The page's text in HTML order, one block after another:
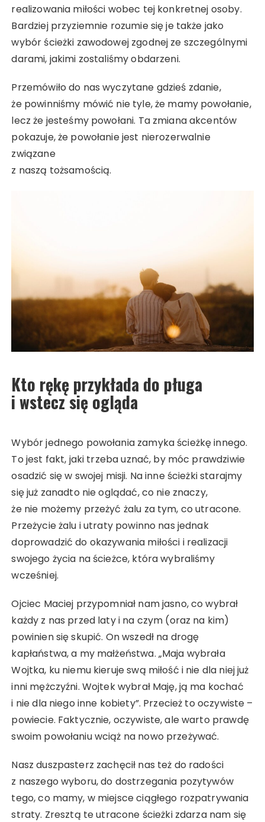
realizowania miłości wobec tej konkretnej osoby.
Bardziej przyziemnie rozumie się je także jako
wybór ścieżki zawodowej zgodnej ze szczególnymi
darami, jakimi zostaliśmy obdarzeni.
Przemówiło do nas wyczytane gdzieś zdanie,
że powinniśmy mówić nie tyle, że mamy powołanie,
lecz że jesteśmy powołani. Ta zmiana akcentów
pokazuje, że powołanie jest nierozerwalnie
związane
z naszą tożsamością.
Kto rękę przykłada do pługa
i wstecz się ogląda
Wybór jednego powołania zamyka ścieżkę innego.
To jest fakt, jaki trzeba uznać, by móc prawdziwie
osadzić się w swojej misji. Na inne ścieżki starajmy
się już zanadto nie oglądać, co nie znaczy,
że nie możemy przeżyć żalu za tym, co utracone.
Przeżycie żalu i utraty powinno nas jednak
doprowadzić do okazywania miłości i realizacji
swojego życia na ścieżce, która wybraliśmy
wcześniej.
Ojciec Maciej przypomniał nam jasno, co wybrał
każdy z nas przed laty i na czym (oraz na kim)
powinien się skupić. On wszedł na drogę
kapłaństwa, a my małżeństwa. „Maja wybrała
Wojtka, ku niemu kieruje swą miłość i nie dla niej już
inni mężczyźni. Wojtek wybrał Maję, ją ma kochać
i nie dla niego inne kobiety”. Przecież to oczywiste –
powiecie. Faktycznie, oczywiste, ale warto prawdę
swoim powołaniu wciąż na nowo przeżywać.
Nasz duszpasterz zachęcił nas też do radości
z naszego wyboru, do dostrzegania pozytywów
tego, co mamy, w miejsce ciągłego rozpatrywania
straty. Zresztą te utracone ścieżki zdarza nam się